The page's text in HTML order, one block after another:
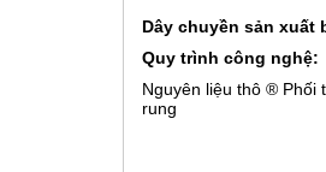
Dây chuyền sản xuất
Quy trình công nghệ:
Nguyên liệu thô ®
rung